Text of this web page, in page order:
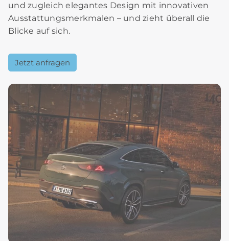
und zugleich elegantes Design mit innovativen
Ausstattungsmerkmalen – und zieht überall die
Blicke auf sich.
Jetzt anfragen